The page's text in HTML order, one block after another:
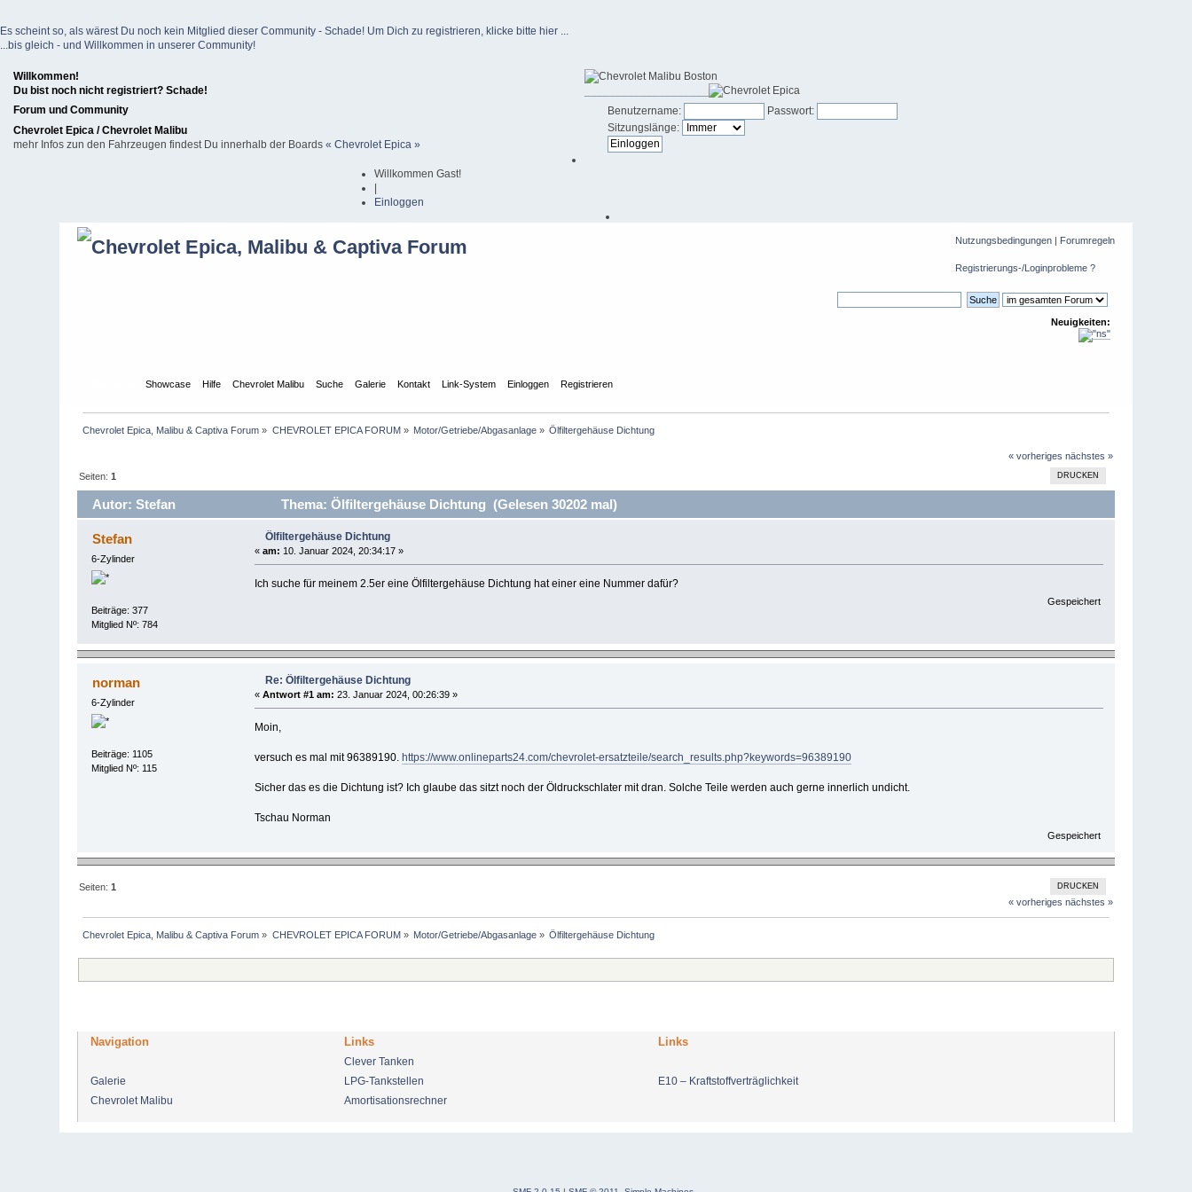
Es scheint so, als wärest Du noch kein Mitglied dieser Community - Schade! Um Dich zu registrieren, klicke bitte hier ...
...bis gleich - und Willkommen in unserer Community!
Willkommen!
Du bist noch nicht registriert? Schade!
Forum und Community
Chevrolet Epica / Chevrolet Malibu
mehr Infos zun den Fahrzeugen findest Du innerhalb der Boards « Chevrolet Epica »
Benutzername:
Passwort:
Sitzungslänge:
Willkommen Gast!
Einloggen
Nutzungsbedingungen| Forumregeln
Registrierungs-/Loginprobleme ?
Neuigkeiten:
Showcase Hilfe Chevrolet Malibu Suche Galerie Kontakt Link-System Einloggen Registrieren
Chevrolet Epica, Malibu & Captiva Forum » CHEVROLET EPICA FORUM» Motor/Getriebe/Abgasanlage » Ölfiltergehäuse Dichtung
« vorheriges nächstes »
DRUCKEN
Seiten:1
Autor: Stefan Thema: Ölfiltergehäuse Dichtung (Gelesen 30202 mal)
Stefan
6-Zylinder
Beiträge: 377
Mitglied Nº: 784
Ölfiltergehäuse Dichtung
« am: 10. Januar 2024, 20:34:17 »
Ich suche für meinem 2.5er eine Ölfiltergehäuse Dichtung hat einer eine Nummer dafür?
Gespeichert
norman
6-Zylinder
Beiträge: 1105
Mitglied Nº: 115
Re: Ölfiltergehäuse Dichtung
« Antwort #1 am: 23. Januar 2024, 00:26:39 »
Moin,
versuch es mal mit 96389190. https://www.onlineparts24.com/chevrolet-ersatzteile/search_results.php?keywords=96389190
Sicher das es die Dichtung ist? Ich glaube das sitzt noch der Öldruckschlater mit dran. Solche Teile werden auch gerne innerlich undicht.
Tschau Norman
Gespeichert
DRUCKEN
Seiten:1
« vorheriges nächstes »
Chevrolet Epica, Malibu & Captiva Forum » CHEVROLET EPICA FORUM » Motor/Getriebe/Abgasanlage » Ölfiltergehäuse Dichtung
Navigation Links Links
Clever Tanken
Galerie
LPG-Tankstellen
E10 – Kraftstoffverträglichkeit
Chevrolet Malibu
Amortisationsrechner